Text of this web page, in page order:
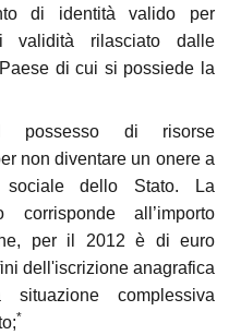
di identità valido per
validità rilasciato dalle
di cui si possiede la
possesso di risorse
non diventare un onere a
sociale dello Stato. La
all’importo
per il 2012 è di euro
dell'iscrizione anagrafica
complessiva
*